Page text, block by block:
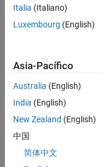
Solution
Solutions
2727
Italia (Italiano)
Luxembourg (English)
Asia-Pacífico
Australia (English)
India (English)
New Zealand (English)
中国
简体中文